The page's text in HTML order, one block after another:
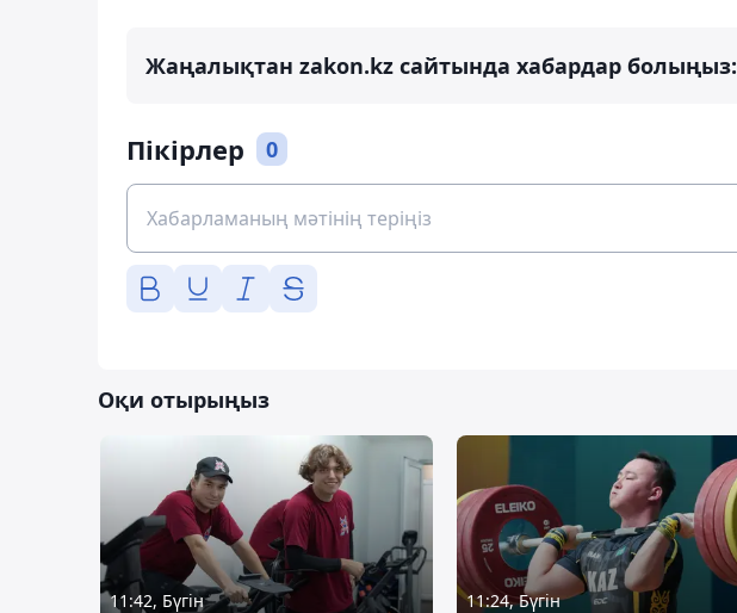
Жаңалықтан zakon.kz сайтында хабардар болыңыз:
Пікірлер 0
Оқи отырыңыз
11:42, Бүгін 11:24, Бүгін